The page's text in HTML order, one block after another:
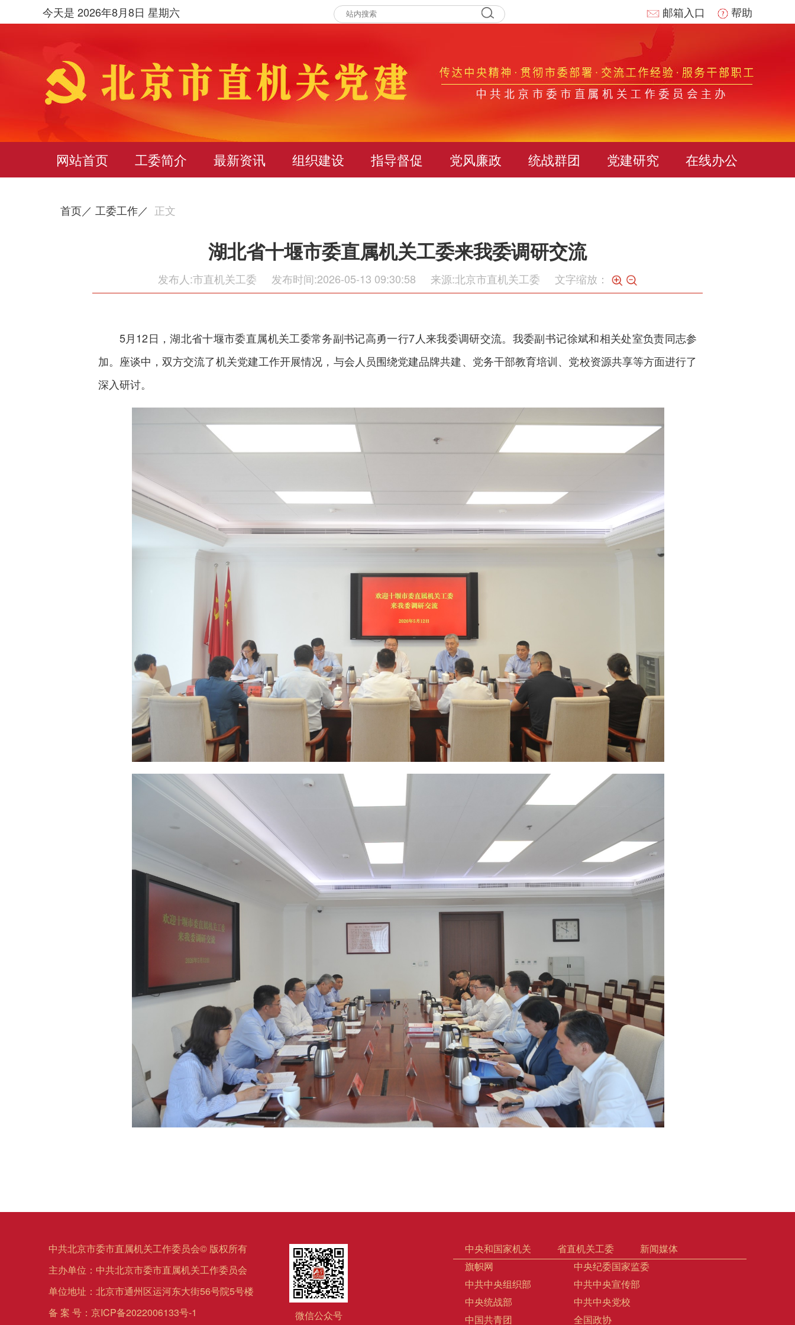
今天是 2026年8月8日 星期六 邮箱入口 帮助
网站首页 工委简介 最新资讯 组织建设 指导督促 党风廉政 统战群团 党建研究 在线办公
首页／ 工委工作／ 正文
湖北省十堰市委直属机关工委来我委调研交流
发布人:市直机关工委 发布时间:2026-05-13 09:30:58 来源:北京市直机关工委 文字缩放：
5月12日，湖北省十堰市委直属机关工委常务副书记高勇一行7人来我委调研交流。我委副书记徐斌和相关处室负责同志参
加。座谈中，双方交流了机关党建工作开展情况，与会人员围绕党建品牌共建、党务干部教育培训、党校资源共享等方面进行了
深入研讨。
中共北京市委市直属机关工作委员会© 版权所有
主办单位：中共北京市委市直属机关工作委员会
单位地址：北京市通州区运河东大街56号院5号楼
备 案 号： 京ICP备2022006133号-1 微信公众号
中央和国家机关 省直机关工委
新闻媒体
旗帜网
中央纪委国家监委
中共中央组织部
中共中央宣传部
中央统战部
中共中央党校
中国共青团
全国政协